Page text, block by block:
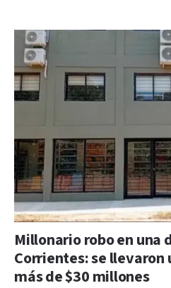
Millonario robo en una
Corrientes: se llevaron
más de $30 millones